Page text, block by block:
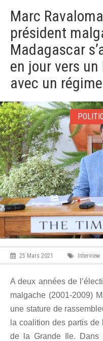
v
i
g
t
o
n
Marc
président
Madagascar
en jour vers
avec un
25 Mars 2021 Interview
A deux années de
malgache (2001-2009)
une stature de
la coalition des partis de
de la Grande Ile. Dans